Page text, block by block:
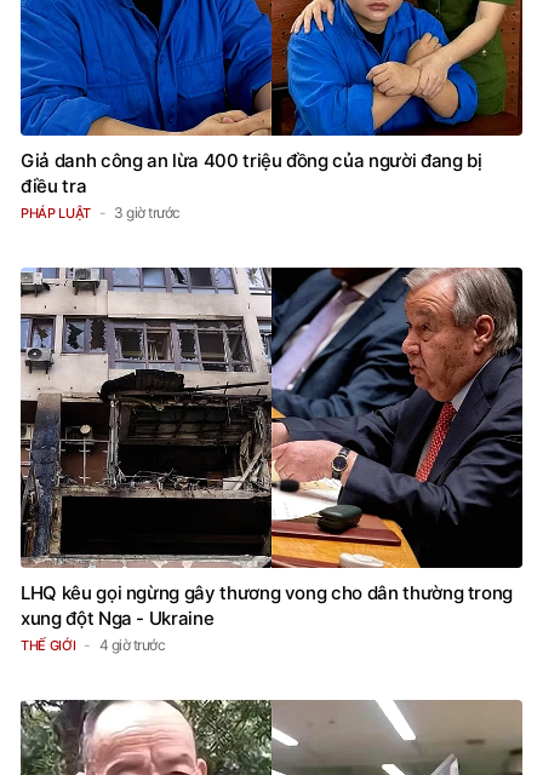
Giả danh công an lừa 400 triệu đồng của người đang bị
điều tra
PHÁP LUẬT 3 giờ trước
LHQ kêu gọi ngừng gây thương vong cho dân thường trong
xung đột Nga - Ukraine
THẾ GIỚI 4 giờ trước